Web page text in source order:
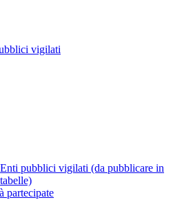
vigilati
Enti pubblici vigilati (da pubblicare in
tabelle)
partecipate